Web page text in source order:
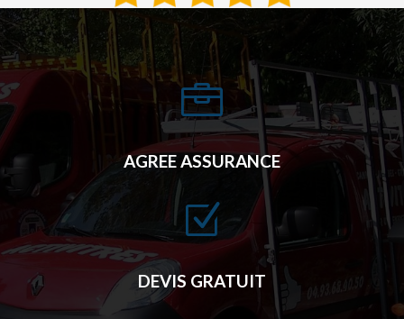

AGREE ASSURANCE
Z
DEVIS GRATUIT